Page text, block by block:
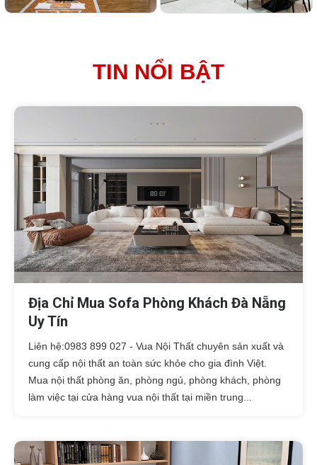
TIN NỔI BẬT
Địa Chỉ Mua Sofa Phòng Khách Đà Nẵng
Uy Tín
Liên hệ:0983 899 027 - Vua Nội Thất chuyên sản xuất và
cung cấp nội thất an toàn sức khỏe cho gia đình Việt.
Mua nội thất phòng ăn, phòng ngủ, phòng khách, phòng
làm việc tại cửa hàng vua nội thất tại miền trung...